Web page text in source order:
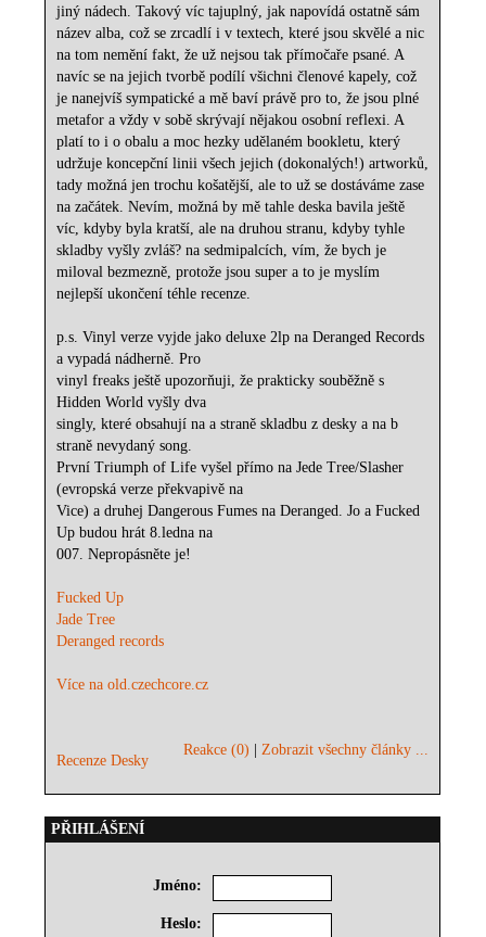
jiný nádech. Takový víc tajuplný, jak napovídá ostatně sám
název alba, což se zrcadlí i v textech, které jsou skvělé a nic
na tom nemění fakt, že už nejsou tak přímočaře psané. A
navíc se na jejich tvorbě podílí všichni členové kapely, což
je nanejvíš sympatické a mě baví právě pro to, že jsou plné
metafor a vždy v sobě skrývají nějakou osobní reflexi. A
platí to i o obalu a moc hezky udělaném bookletu, který
udržuje koncepční linii všech jejich (dokonalých!) artworků,
tady možná jen trochu košatější, ale to už se dostáváme zase
na začátek. Nevím, možná by mě tahle deska bavila ještě
víc, kdyby byla kratší, ale na druhou stranu, kdyby tyhle
skladby vyšly zvláš? na sedmipalcích, vím, že bych je
miloval bezmezně, protože jsou super a to je myslím
nejlepší ukončení téhle recenze.
p.s. Vinyl verze vyjde jako deluxe 2lp na Deranged Records
a vypadá nádherně. Pro
vinyl freaks ještě upozorňuji, že prakticky souběžně s
Hidden World vyšly dva
singly, které obsahují na a straně skladbu z desky a na b
straně nevydaný song.
První Triumph of Life vyšel přímo na Jede Tree/Slasher
(evropská verze překvapivě na
Vice) a druhej Dangerous Fumes na Deranged. Jo a Fucked
Up budou hrát 8.ledna na
007. Nepropásněte je!
Fucked Up
Jade Tree
Deranged records
Více na old.czechcore.cz
Recenze Desky
Reakce (0) |Zobrazit všechny články ...
PŘIHLÁŠENÍ
Jméno:
Heslo: